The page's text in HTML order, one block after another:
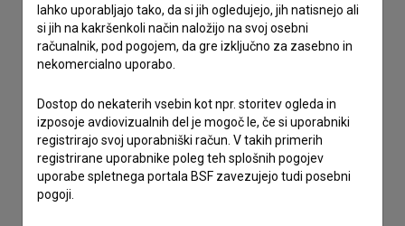
lahko uporabljajo tako, da si jih ogledujejo, jih natisnejo ali
si jih na kakršenkoli način naložijo na svoj osebni
računalnik, pod pogojem, da gre izključno za zasebno in
nekomercialno uporabo.
Dostop do nekaterih vsebin kot npr. storitev ogleda in
izposoje avdiovizualnih del je mogoč le, če si uporabniki
registrirajo svoj uporabniški račun. V takih primerih
registrirane uporabnike poleg teh splošnih pogojev
uporabe spletnega portala BSF zavezujejo tudi posebni
pogoji.